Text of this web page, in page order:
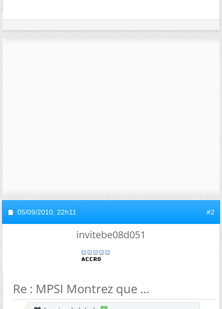
05/09/2010, 22h11 #2
invitebe08d051
Re : MPSI Montrez que ...